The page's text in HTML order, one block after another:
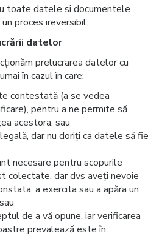
toate datele si documentele
proces ireversibil.
datelor
prelucrarea datelor cu
în cazul în care:
contestată (a se vedea
pentru a ne permite să
acestora; sau
dar nu doriți ca datele să fie
necesare pentru scopurile
colectate, dar dvs aveți nevoie
a exercita sau a apăra un
de a vă opune, iar verificarea
prevalează este în